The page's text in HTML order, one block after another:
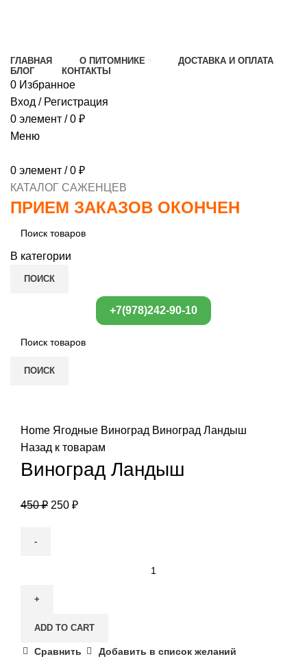
ГЛАВНАЯ О ПИТОМНИКЕ
ДОСТАВКА И ОПЛАТА
БЛОГ
КОНТАКТЫ
0 Избранное
Вход / Регистрация
0 элемент / 0 ₽
Меню
0 элемент / 0 ₽
КАТАЛОГ САЖЕНЦЕВ
ПРИЕМ ЗАКАЗОВ ОКОНЧЕН
В категории
ПОИСК
+7(978)242-90-10
ПОИСК
Home Ягодные Виноград Виноград Ландыш
Назад к товарам
Виноград Ландыш
450₽ 250 ₽
quantity
ADD TO CART
Сравнить Добавить в список желаний